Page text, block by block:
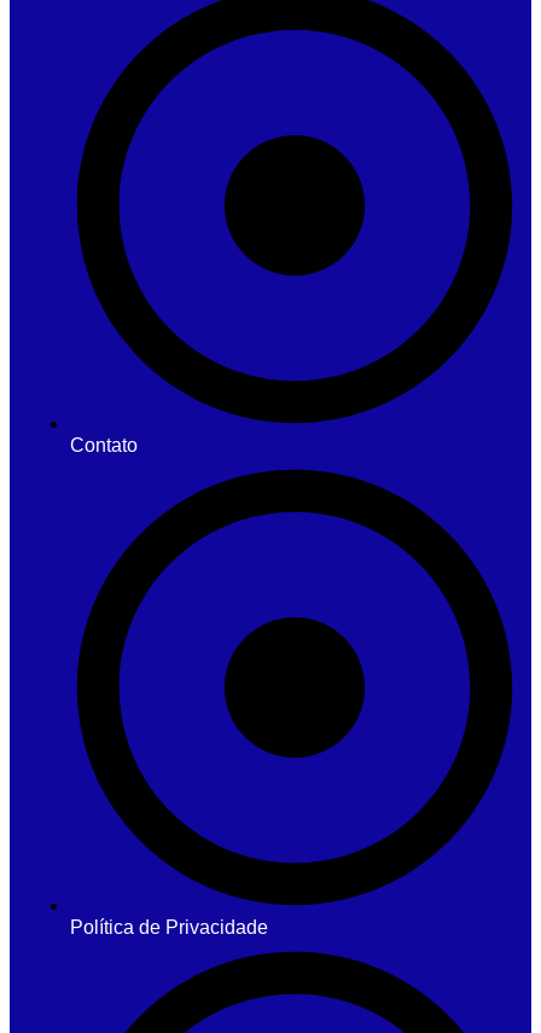
Contato
Política de Privacidade